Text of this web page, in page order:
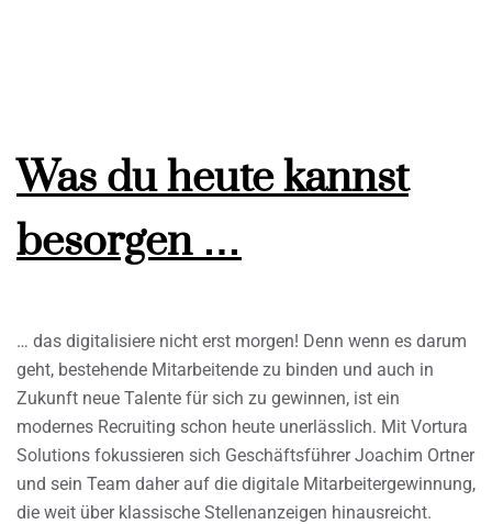
Was du heute kannst
besorgen …
… das digitalisiere nicht erst morgen! Denn wenn es darum
geht, bestehende Mitarbeitende zu binden und auch in
Zukunft neue Talente für sich zu gewinnen, ist ein
modernes Recruiting schon heute unerlässlich. Mit Vortura
Solutions fokussieren sich Geschäftsführer Joachim Ortner
und sein Team daher auf die digitale Mitarbeitergewinnung,
die weit über klassische Stellenanzeigen hinausreicht.